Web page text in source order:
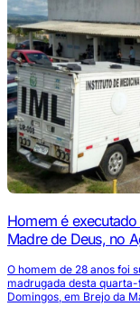
Homem é
Madre de Deus, no
O homem de 28 anos foi
madrugada desta quarta-
Domingos, em Brejo da